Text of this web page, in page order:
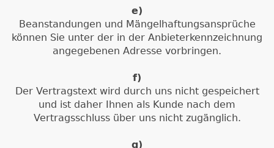
e)
Beanstandungen und Mängelhaftungsansprüche
können Sie unter der in der Anbieterkennzeichnung
angegebenen Adresse vorbringen.
f)
Der Vertragstext wird durch uns nicht gespeichert
und ist daher Ihnen als Kunde nach dem
Vertragsschluss über uns nicht zugänglich.
g)